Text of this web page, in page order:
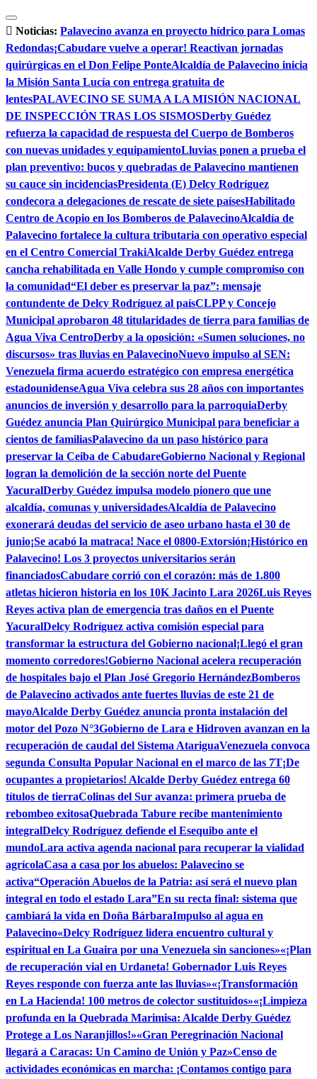
Saltar
al
contenido
Noticias: Palavecino avanza en proyecto hídrico para Lomas
Redondas¡Cabudare vuelve a operar! Reactivan jornadas
quirúrgicas en el Don Felipe PonteAlcaldía de Palavecino inicia
la Misión Santa Lucía con entrega gratuita de
lentesPALAVECINO SE SUMA A LA MISIÓN NACIONAL
DE INSPECCIÓN TRAS LOS SISMOSDerby Guédez
refuerza la capacidad de respuesta del Cuerpo de Bomberos
con nuevas unidades y equipamientoLluvias ponen a prueba el
plan preventivo: bucos y quebradas de Palavecino mantienen
su cauce sin incidenciasPresidenta (E) Delcy Rodríguez
condecora a delegaciones de rescate de siete paísesHabilitado
Centro de Acopio en los Bomberos de PalavecinoAlcaldía de
Palavecino fortalece la cultura tributaria con operativo especial
en el Centro Comercial TrakiAlcalde Derby Guédez entrega
cancha rehabilitada en Valle Hondo y cumple compromiso con
la comunidad“El deber es preservar la paz”: mensaje
contundente de Delcy Rodríguez al paísCLPP y Concejo
Municipal aprobaron 48 titularidades de tierra para familias de
Agua Viva CentroDerby a la oposición: «Sumen soluciones, no
discursos» tras lluvias en PalavecinoNuevo impulso al SEN:
Venezuela firma acuerdo estratégico con empresa energética
estadounidenseAgua Viva celebra sus 28 años con importantes
anuncios de inversión y desarrollo para la parroquiaDerby
Guédez anuncia Plan Quirúrgico Municipal para beneficiar a
cientos de familiasPalavecino da un paso histórico para
preservar la Ceiba de CabudareGobierno Nacional y Regional
logran la demolición de la sección norte del Puente
YacuralDerby Guédez impulsa modelo pionero que une
alcaldía, comunas y universidadesAlcaldía de Palavecino
exonerará deudas del servicio de aseo urbano hasta el 30 de
junio¡Se acabó la matraca! Nace el 0800-Extorsión¡Histórico en
Palavecino! Los 3 proyectos universitarios serán
financiadosCabudare corrió con el corazón: más de 1.800
atletas hicieron historia en los 10K Jacinto Lara 2026Luis Reyes
Reyes activa plan de emergencia tras daños en el Puente
YacuralDelcy Rodríguez activa comisión especial para
transformar la estructura del Gobierno nacional¡Llegó el gran
momento corredores!Gobierno Nacional acelera recuperación
de hospitales bajo el Plan José Gregorio HernándezBomberos
de Palavecino activados ante fuertes lluvias de este 21 de
mayoAlcalde Derby Guédez anuncia pronta instalación del
motor del Pozo N°3Gobierno de Lara e Hidroven avanzan en la
recuperación de caudal del Sistema AtariguaVenezuela convoca
segunda Consulta Popular Nacional en el marco de las 7T¡De
ocupantes a propietarios! Alcalde Derby Guédez entrega 60
títulos de tierraColinas del Sur avanza: primera prueba de
rebombeo exitosaQuebrada Tabure recibe mantenimiento
integralDelcy Rodríguez defiende el Esequibo ante el
mundoLara activa agenda nacional para recuperar la vialidad
agrícolaCasa a casa por los abuelos: Palavecino se
activa“Operación Abuelos de la Patria: así será el nuevo plan
integral en todo el estado Lara”En su recta final: sistema que
cambiará la vida en Doña BárbaraImpulso al agua en
Palavecino«Delcy Rodríguez lidera encuentro cultural y
espiritual en La Guaira por una Venezuela sin sanciones»«¡Plan
de recuperación vial en Urdaneta! Gobernador Luis Reyes
Reyes responde con fuerza ante las lluvias»«¡Transformación
en La Hacienda! 100 metros de colector sustituidos»«¡Limpieza
profunda en la Quebrada Marimisa: Alcalde Derby Guédez
Protege a Los Naranjillos!»«Gran Peregrinación Nacional
llegará a Caracas: Un Camino de Unión y Paz»Censo de
actividades económicas en marcha: ¡Contamos contigo para